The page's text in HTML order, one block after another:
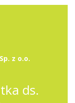
z o.o.
ds.